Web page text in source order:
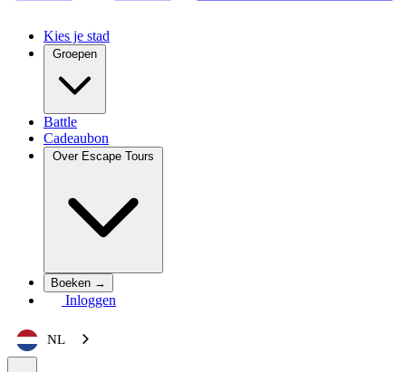
Kies je stad
Groepen
Battle
Cadeaubon
Over Escape Tours
Boeken →
Inloggen
NL